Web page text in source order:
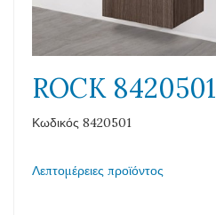
ROCK 8420501
Κωδικός 8420501
Λεπτομέρειες προϊόντος